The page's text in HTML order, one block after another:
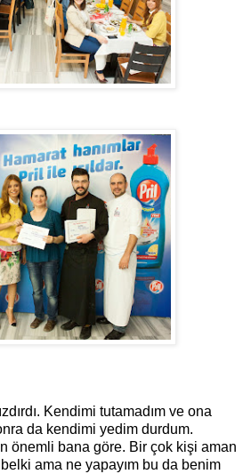
Kendimi tutamadım ve ona
da kendimi yedim durdum.
önemli bana göre. Bir çok kişi aman
ama ne yapayım bu da benim